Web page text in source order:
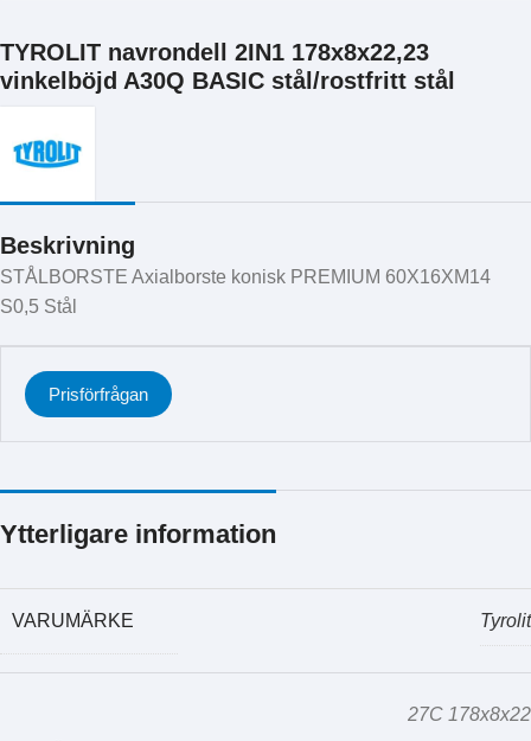
TYROLIT navrondell 2IN1 178x8x22,23
vinkelböjd A30Q BASIC stål/rostfritt stål
Beskrivning
STÅLBORSTE Axialborste konisk PREMIUM 60X16XM14
S0,5 Stål
Prisförfrågan
Ytterligare information
VARUMÄRKE Tyrolit
27C 178x8x22